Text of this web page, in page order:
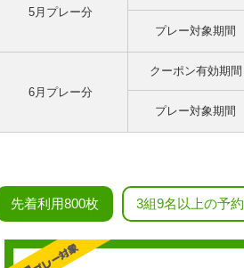
5月プレー分
プレー対象期間
6月プレー分
クーポン有効期間
プレー対象期間
先着利用800枚 3組9名以上の予